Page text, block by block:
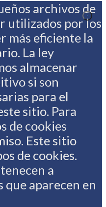
archivos de
utilizados por los
más eficiente la
La ley
almacenar
si son
para el
sitio. Para
de cookies
Este sitio
de cookies.
a
aparecen en